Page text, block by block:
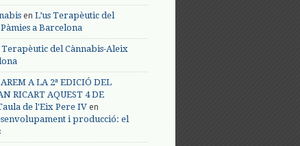
en L’us Terapèutic del
a Barcelona
Terapèutic del Cànnabis-Aleix
A LA 2ª EDICIÓ DEL
RICART AQUEST 4 DE
de l'Eix Pere IV en
i producció: el